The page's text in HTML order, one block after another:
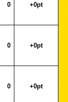
0 +0pt
0 +0pt
0 +0pt